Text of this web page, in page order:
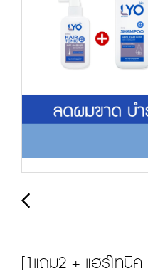
[1แถม2 + แฮร์โทนิ